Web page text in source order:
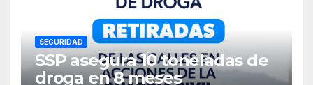
SEGURIDAD
SSP asegura 10 toneladas de
droga en 8 meses